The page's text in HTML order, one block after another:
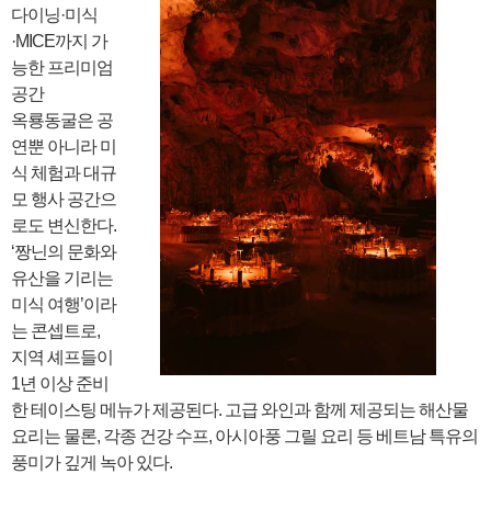
다이닝·미식
·MICE까지 가
능한 프리미엄
공간
옥룡동굴은 공
연뿐 아니라 미
식 체험과 대규
모 행사 공간으
로도 변신한다.
‘짱닌의 문화와
유산을 기리는
미식 여행’이라
는 콘셉트로,
지역 셰프들이
1년 이상 준비
한 테이스팅 메뉴가 제공된다. 고급 와인과 함께 제공되는 해산물
요리는 물론, 각종 건강 수프, 아시아풍 그릴 요리 등 베트남 특유의
풍미가 깊게 녹아 있다.